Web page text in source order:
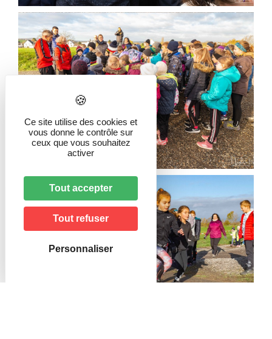
Ce site utilise des cookies et
vous donne le contrôle sur
ceux que vous souhaitez
activer
Tout accepter
Tout refuser
Personnaliser